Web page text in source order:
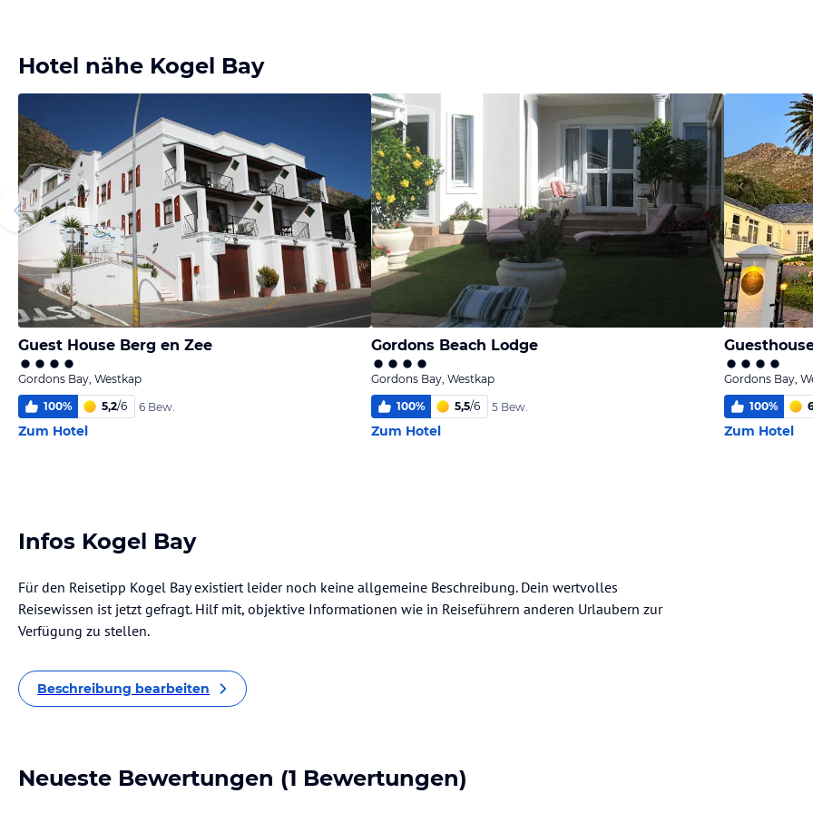
Hotel nähe Kogel Bay
Guest House Berg en Zee
Gordons Bay, Westkap
100% 5,2/6 6 Bew.
Zum Hotel
Gordons Beach Lodge
Gordons Bay, Westkap
100% 5,5/6 5 Bew.
Zum Hotel
Gordons Bay,
100%
Zum Hotel
Infos Kogel Bay
Für den Reisetipp Kogel Bay existiert leider noch keine allgemeine Beschreibung. Dein wertvolles
Reisewissen ist jetzt gefragt. Hilf mit, objektive Informationen wie in Reiseführern anderen Urlaubern zur
Verfügung zu stellen.
Beschreibung bearbeiten
Neueste Bewertungen (1 Bewertungen)